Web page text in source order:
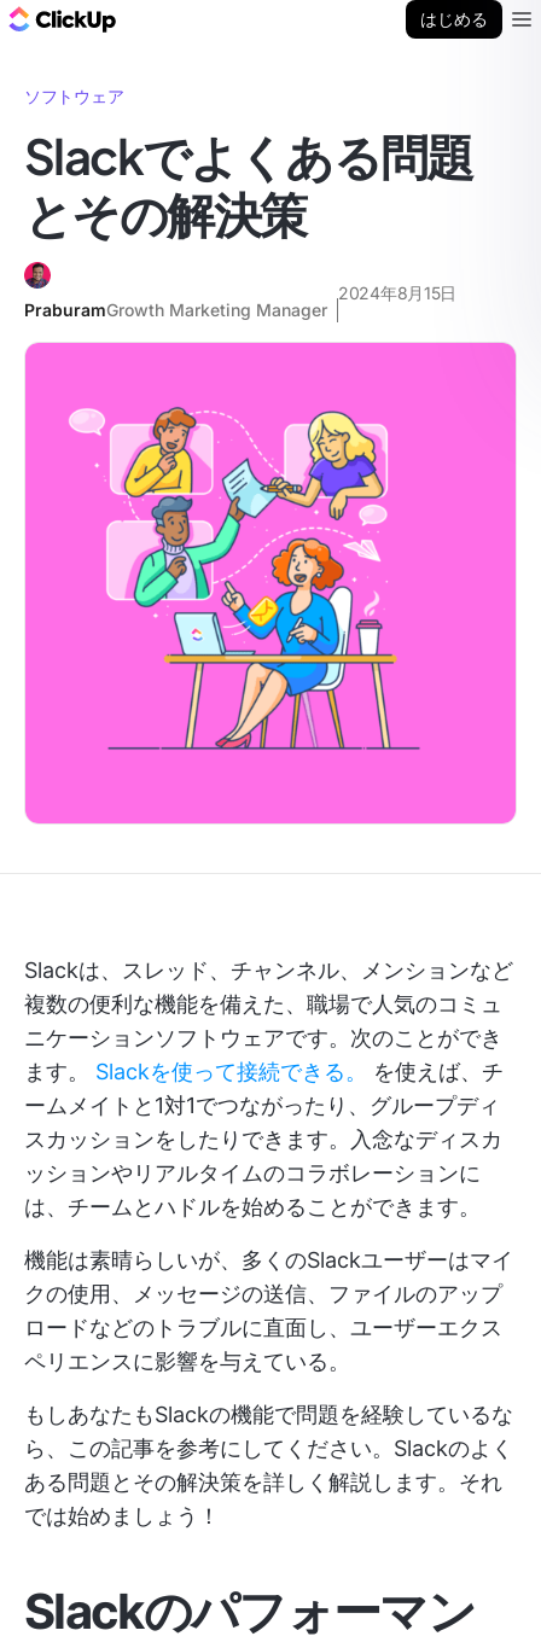
はじめる
ソフトウェア
Slackでよくある問題
とその解決策
PraburamGrowth Marketing Manager
2024年8月15日
Slackは、スレッド、チャンネル、メンションなど
複数の便利な機能を備えた、職場で人気のコミュ
ニケーションソフトウェアです。次のことができ
ます。 Slackを使って接続できる。
を使えば、チ
ームメイトと1対1でつながったり、グループディ
スカッションをしたりできます。入念なディスカ
ッションやリアルタイムのコラボレーションに
は、チームとハドルを始めることができます。
機能は素晴らしいが、多くのSlackユーザーはマイ
クの使用、メッセージの送信、ファイルのアップ
ロードなどのトラブルに直面し、ユーザーエクス
ペリエンスに影響を与えている。
もしあなたもSlackの機能で問題を経験しているな
ら、この記事を参考にしてください。Slackのよく
ある問題とその解決策を詳しく解説します。それ
では始めましょう！
Slackのパフォーマン